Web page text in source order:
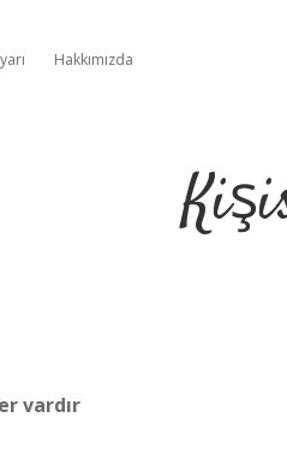
Hakkımızda
vardır